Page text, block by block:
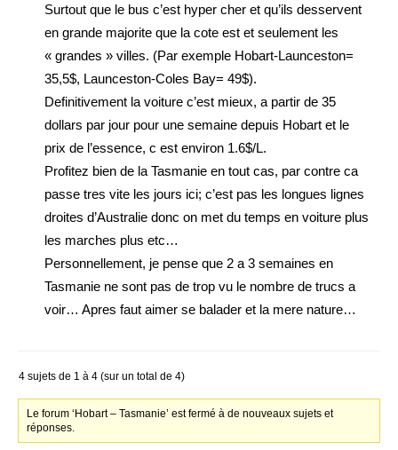
Surtout que le bus c’est hyper cher et qu’ils desservent
en grande majorite que la cote est et seulement les
« grandes » villes. (Par exemple Hobart-Launceston=
35,5$, Launceston-Coles Bay= 49$).
Definitivement la voiture c’est mieux, a partir de 35
dollars par jour pour une semaine depuis Hobart et le
prix de l’essence, c est environ 1.6$/L.
Profitez bien de la Tasmanie en tout cas, par contre ca
passe tres vite les jours ici; c’est pas les longues lignes
droites d’Australie donc on met du temps en voiture plus
les marches plus etc…
Personnellement, je pense que 2 a 3 semaines en
Tasmanie ne sont pas de trop vu le nombre de trucs a
voir… Apres faut aimer se balader et la mere nature…
4 sujets de 1 à 4 (sur un total de 4)
Le forum ‘Hobart – Tasmanie’ est fermé à de nouveaux sujets et
réponses.